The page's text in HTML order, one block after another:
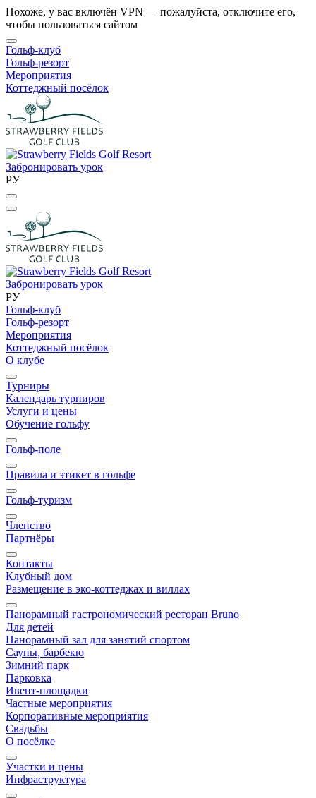
Похоже, у вас включён VPN — пожалуйста, отключите его,
чтобы пользоваться сайтом
Гольф-клуб
Гольф-резорт
Мероприятия
Коттеджный посёлок
Забронировать урок
РУ
Забронировать урок
РУ
Гольф-клуб
Гольф-резорт
Мероприятия
Коттеджный посёлок
О клубе
Турниры
Календарь турниров
Услуги и цены
Обучение гольфу
Гольф-поле
Правила и этикет в гольфе
Гольф-туризм
Членство
Партнёры
Контакты
Клубный дом
Размещение в эко-коттеджах и виллах
Панорамный гастрономический ресторан Bruno
Для детей
Панорамный зал для занятий спортом
Сауны, барбекю
Зимний парк
Парковка
Ивент-площадки
Частные мероприятия
Корпоративные мероприятия
Свадьбы
О посёлке
Участки и цены
Инфраструктура